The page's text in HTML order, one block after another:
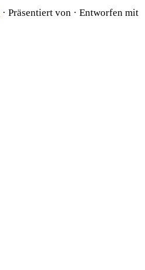
· Präsentiert von · Entworfen mit